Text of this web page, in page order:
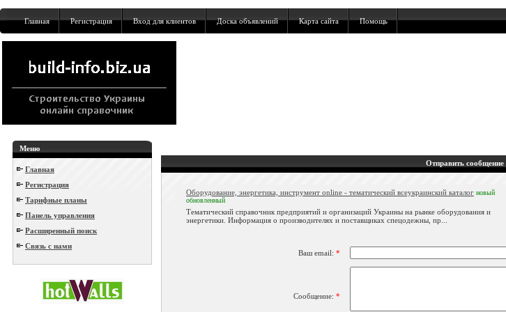
Главная Регистрация Вход для клиентов Доска объявлений Карта сайта Помощь
Меню
Главная
Регистрация
Тарифные планы
Панель управления
Расширенный поиск
Связь с нами
Отправить сообщение
Оборудование, энергетика, инструмент online - тематический всеукраинский каталог новый
обновленный
Тематический справочник предприятий и организаций Украины на рынке оборудования и
энергетики. Информация о производителях и поставщиках спецодежны, пр...
Ваш email: *
Сообщение: *